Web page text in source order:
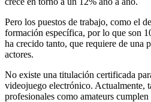
Pero los puestos de trabajo, como el
formación específica, por lo que son
ha crecido tanto, que requiere de una
actores.
No existe una titulación certificada
videojuego electrónico. Actualmente,
profesionales como amateurs